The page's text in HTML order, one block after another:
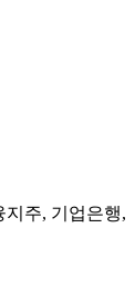
주, 기업은행,